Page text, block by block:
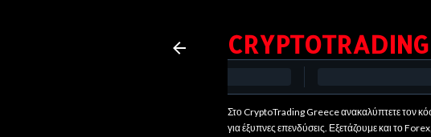
Στο CryptoTrading Greece ανακαλύπτετε τον
για έξυπνες επενδύσεις. Εξετάζουμε και το